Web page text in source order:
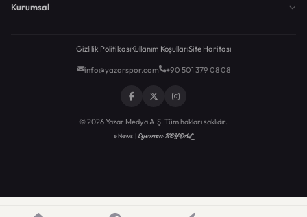
Kurumsal
Gizlilik PolitikasıKullanım KoşullarıSite Haritası
info@yazarspor.com +90 501 379 08 08
© 2026 Yazar Medya A.Ş. Tüm hakları saklıdır.
eNews |Egemen KEYDAL